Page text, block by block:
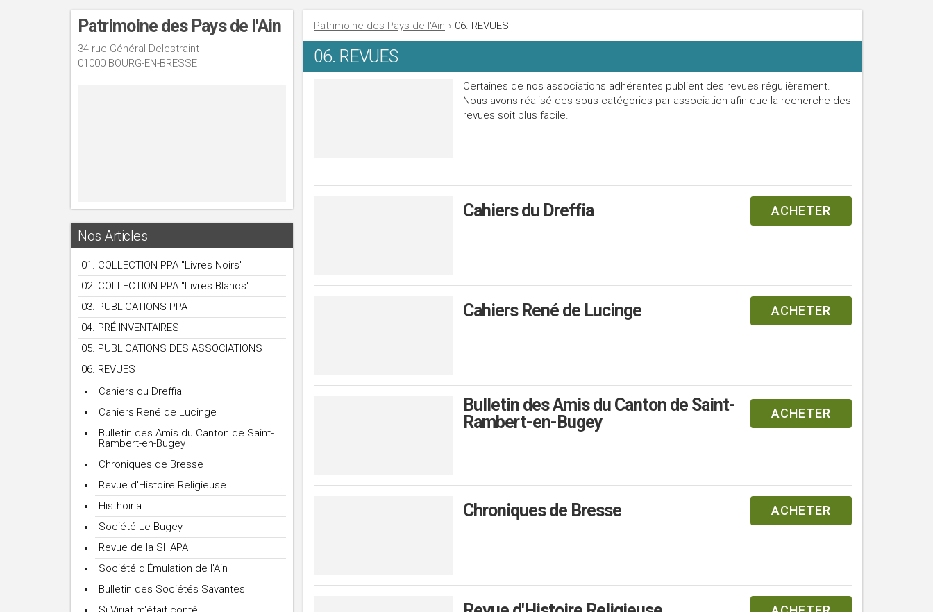
Patrimoine des Pays de l'Ain
34 rue Général Delestraint
01000 BOURG-EN-BRESSE
Nos Articles
01. COLLECTION PPA "Livres Noirs"
02. COLLECTION PPA "Livres Blancs"
03. PUBLICATIONS PPA
04. PRÉ-INVENTAIRES
05. PUBLICATIONS DES ASSOCIATIONS
06. REVUES
Cahiers du Dreffia
Cahiers René de Lucinge
Bulletin des Amis du Canton de Saint-
Rambert-en-Bugey
Chroniques de Bresse
Revue d'Histoire Religieuse
Histhoiria
Société Le Bugey
Revue de la SHAPA
Société d'Émulation de l'Ain
Bulletin des Sociétés Savantes
Patrimoine des Pays de l'Ain › 06. REVUES
06. REVUES
Certaines de nos associations adhérentes publient des revues régulièrement.
Nous avons réalisé des sous-catégories par association afin que la recherche des
revues soit plus facile.
Cahiers du Dreffia ACHETER
Cahiers René de Lucinge ACHETER
Bulletin des Amis du Canton de Saint-
Rambert-en-Bugey
ACHETER
Chroniques de Bresse ACHETER